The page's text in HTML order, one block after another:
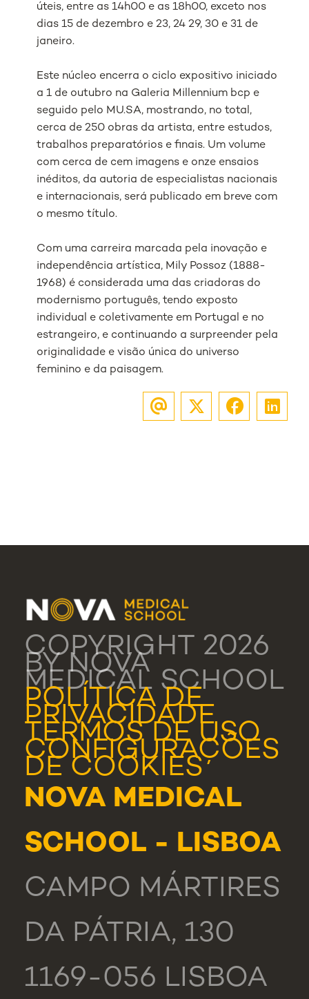
úteis, entre as 14h00 e as 18h00, exceto nos
dias 15 de dezembro e 23, 24 29, 30 e 31 de
janeiro.
Este núcleo encerra o ciclo expositivo iniciado
a 1 de outubro na Galeria Millennium bcp e
seguido pelo MU.SA, mostrando, no total,
cerca de 250 obras da artista, entre estudos,
trabalhos preparatórios e finais. Um volume
com cerca de cem imagens e onze ensaios
inéditos, da autoria de especialistas nacionais
e internacionais, será publicado em breve com
o mesmo título.
Com uma carreira marcada pela inovação e
independência artística, Mily Possoz (1888-
1968) é considerada uma das criadoras do
modernismo português, tendo exposto
individual e coletivamente em Portugal e no
estrangeiro, e continuando a surpreender pela
originalidade e visão única do universo
feminino e da paisagem.
COPYRIGHT 2026
BY NOVA
MEDICAL SCHOOL
POLÍTICA DE
PRIVACIDADE
TERMOS DE USO
CONFIGURAÇÕES
DE COOKIES
NOVA MEDICAL
SCHOOL - LISBOA
CAMPO MÁRTIRES
DA PÁTRIA, 130
1169-056 LISBOA